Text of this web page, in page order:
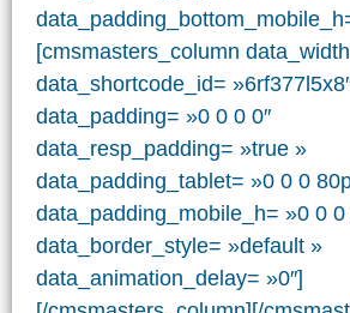
[cmsmasters_column
data_shortcode_id=
data_padding= »0 0 0 0″
data_resp_padding= »true »
data_padding_tablet= »0 0 0
data_padding_mobile_h= »0 0 0
data_border_style= »default »
data_animation_delay= »0″]